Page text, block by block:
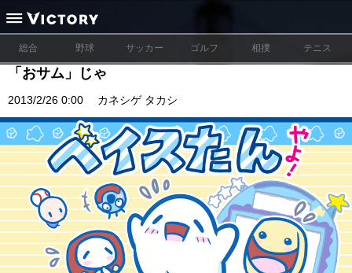
総合 野球 サッカー ゴルフ 相撲 テニス
「おサム」じゃ
2013/2/26 0:00 カネシゲ タカシ